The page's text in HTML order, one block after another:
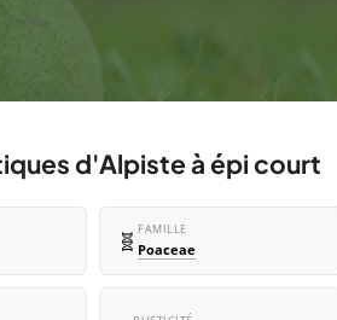
d'Alpiste à épi court
🧬 FAMILLE
Poaceae